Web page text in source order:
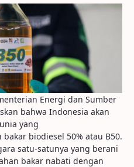
Energi dan Sumber
bahwa Indonesia akan
yang
biodiesel 50% atau B50.
satu-satunya yang berani
bakar nabati dengan